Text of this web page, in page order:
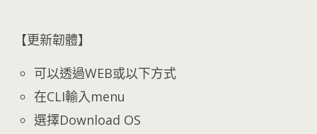
【更新韌體】
可以透過WEB或以下方式
在CLI輸入menu
選擇Download OS